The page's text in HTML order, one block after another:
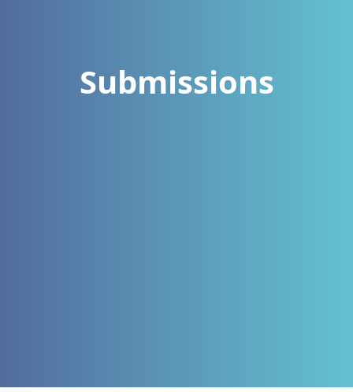
Submissions